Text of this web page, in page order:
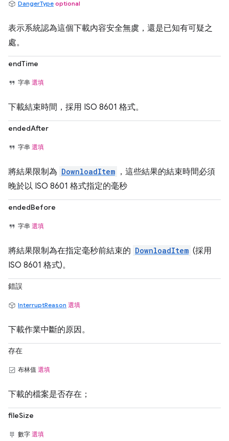
DangerType optional
表示系統認為這個下載內容安全無虞，還是已知有可疑之
處。
endTime
字串 選填
下載結束時間，採用 ISO 8601 格式。
endedAfter
字串 選填
將結果限制為 DownloadItem ，這些結果的結束時間必須
晚於以 ISO 8601 格式指定的毫秒
endedBefore
字串 選填
將結果限制為在指定毫秒前結束的 DownloadItem (採用
ISO 8601 格式)。
錯誤
InterruptReason 選填
下載作業中斷的原因。
存在
布林值 選填
下載的檔案是否存在；
fileSize
數字 選填